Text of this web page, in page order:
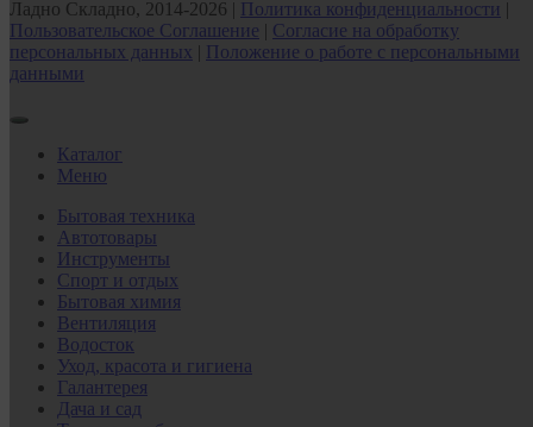
Ладно Складно, 2014-2026 | Политика конфиденциальности |
Пользовательское Соглашение | Согласие на обработку
персональных данных | Положение о работе с персональными
данными
Каталог
Меню
Бытовая техника
Автотовары
Инструменты
Спорт и отдых
Бытовая химия
Вентиляция
Водосток
Уход, красота и гигиена
Галантерея
Дача и сад